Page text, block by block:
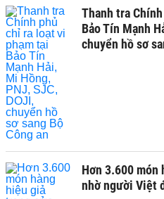
Thanh tra
Bảo Tín Mạnh
chuyển hồ sơ
Hơn 3.600 món
nhờ người Việt